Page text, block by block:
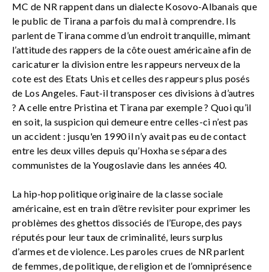
MC de NR rappent dans un dialecte Kosovo-Albanais que
le public de Tirana a parfois du mal à comprendre. Ils
parlent de Tirana comme d’un endroit tranquille, mimant
l’attitude des rappers de la côte ouest américaine afin de
caricaturer la division entre les rappeurs nerveux de la
cote est des Etats Unis et celles des rappeurs plus posés
de Los Angeles. Faut-il transposer ces divisions à d’autres
? A celle entre Pristina et Tirana par exemple ? Quoi qu’il
en soit, la suspicion qui demeure entre celles-ci n’est pas
un accident : jusqu'en 1990 il n’y avait pas eu de contact
entre les deux villes depuis qu’Hoxha se sépara des
communistes de la Yougoslavie dans les années 40.
La hip-hop politique originaire de la classe sociale
américaine, est en train d’être revisiter pour exprimer les
problèmes des ghettos dissociés de l’Europe, des pays
réputés pour leur taux de criminalité, leurs surplus
d’armes et de violence. Les paroles crues de NR parlent
de femmes, de politique, de religion et de l’omniprésence